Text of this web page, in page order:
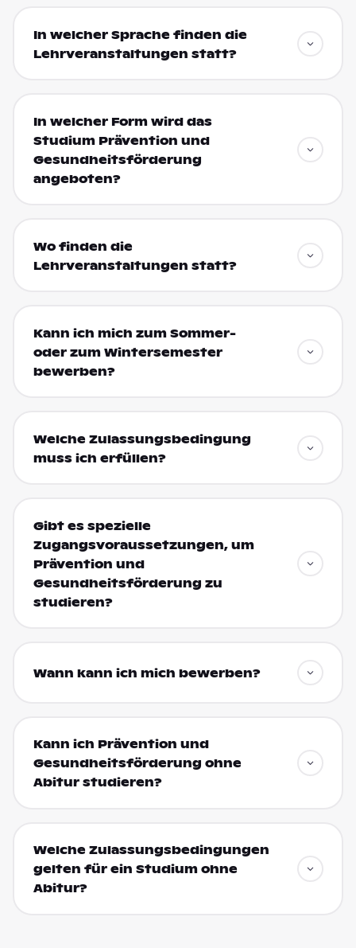
In welcher Sprache finden die
Lehrveranstaltungen statt?
In welcher Form wird das
Studium Prävention und
Gesundheitsförderung
angeboten?
Wo finden die
Lehrveranstaltungen statt?
Kann ich mich zum Sommer-
oder zum Wintersemester
bewerben?
Welche Zulassungsbedingung
muss ich erfüllen?
Gibt es spezielle
Zugangsvoraussetzungen, um
Prävention und
Gesundheitsförderung zu
studieren?
Wann kann ich mich bewerben?
Kann ich Prävention und
Gesundheitsförderung ohne
Abitur studieren?
Welche Zulassungsbedingungen
gelten für ein Studium ohne
Abitur?